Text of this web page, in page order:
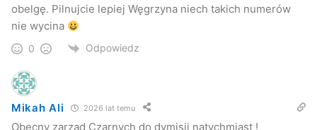
obelgę. Pilnujcie lepiej Węgrzyna niech takich numerów
nie wycina
0 Odpowiedz
Mikah Ali 2026 lat temu
Obecny zarząd Czarnych do dymisji natychmiast !